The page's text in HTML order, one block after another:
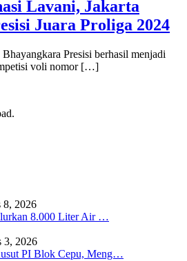
Lavani, Jakarta
Juara Proliga 2024
Presisi berhasil menjadi
voli nomor […]
8, 2026
8.000 Liter Air …
3, 2026
PI Blok Cepu, Meng…